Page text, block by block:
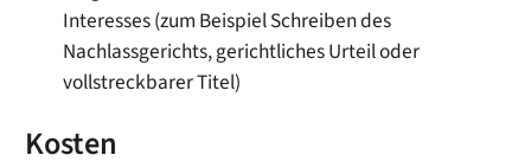
Interesses (zum Beispiel Schreiben des
Nachlassgerichts, gerichtliches Urteil oder
vollstreckbarer Titel)
Kosten